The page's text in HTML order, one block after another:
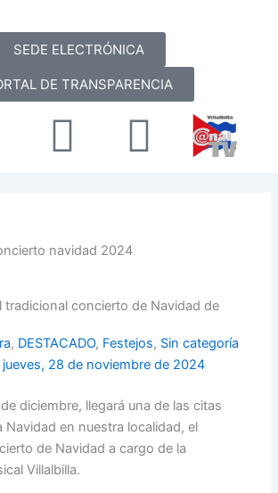
SEDE ELECTRÓNICA
DE TRANSPARENCIA
Youtube
tradicional concierto de Navidad de
, DESTACADO, Festejos, Sin categoría
jueves, 28 de noviembre de 2024
diciembre, llegará una de las citas
Navidad en nuestra localidad, el
de Navidad a cargo de la
Villalbilla.